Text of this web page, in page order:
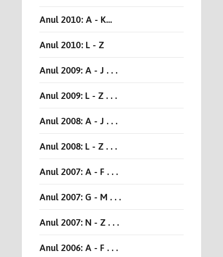
Anul 2010: A - K...
Anul 2010: L - Z
Anul 2009: A - J . . .
Anul 2009: L - Z . . .
Anul 2008: A - J . . .
Anul 2008: L - Z . . .
Anul 2007: A - F . . .
Anul 2007: G - M . . .
Anul 2007: N - Z . . .
Anul 2006: A - F . . .